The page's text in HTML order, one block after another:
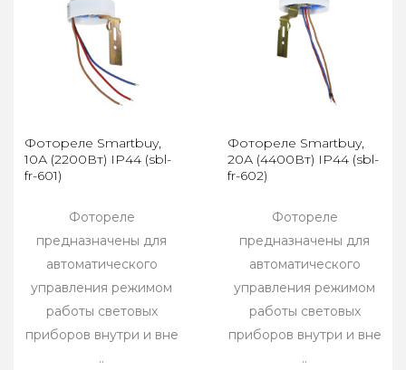
Фотореле Smartbuy,
10А (2200Вт) IP44 (sbl-
fr-601)
Фотореле
предназначены для
автоматического
управления режимом
работы световых
приборов внутри и вне
..
Фотореле Smartbuy,
20А (4400Вт) IP44 (sbl-
fr-602)
Фотореле
предназначены для
автоматического
управления режимом
работы световых
приборов внутри и вне
..